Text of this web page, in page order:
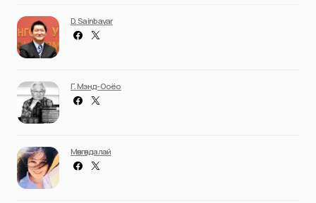
D. Sainbayar
Г. Мэнд-Ооёо
Мөнгөндалай